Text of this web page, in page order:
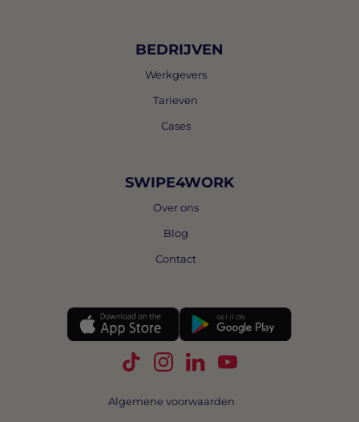
BEDRIJVEN
Werkgevers
Tarieven
Cases
SWIPE4WORK
Over ons
Blog
Contact
Volg Swipe4Work op TikTok
Volg Swipe4Work op
Volg Swipe4Work op
Volg Swipe4Work
Algemene voorwaarden